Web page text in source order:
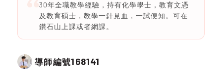
30年全職教學經驗，持有化學學士，教育文憑
及教育碩士，教學一針見血，一試便知。可在
鑽石山上課或者網課。
導師編號168141